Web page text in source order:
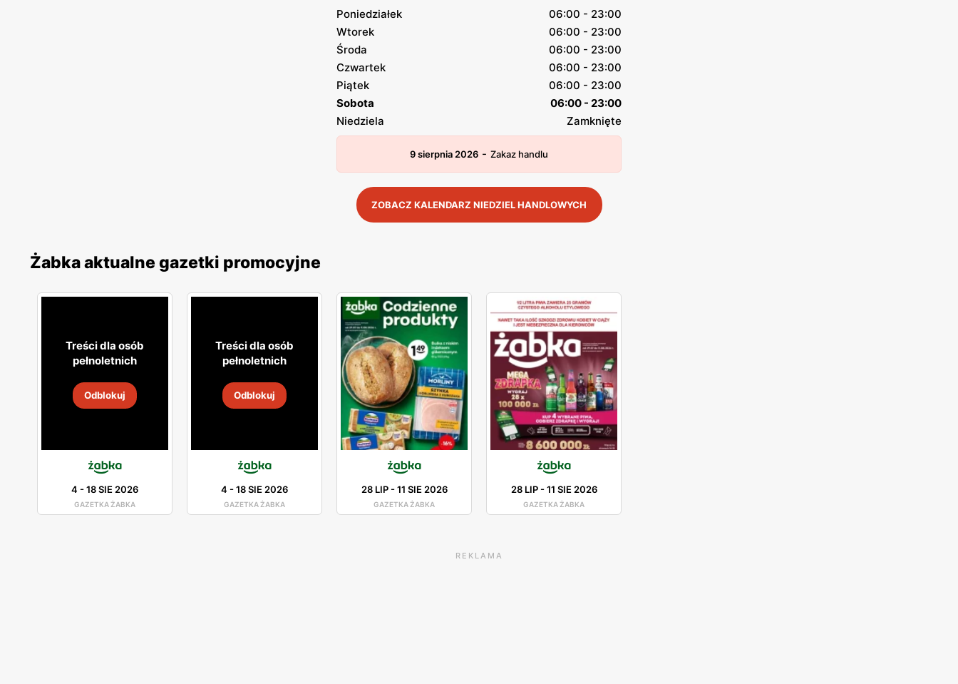
Poniedziałek
06:00 - 23:00
Wtorek
06:00 - 23:00
Środa
06:00 - 23:00
Czwartek
06:00 - 23:00
Piątek
06:00 - 23:00
Sobota
06:00 - 23:00
Niedziela
Zamknięte
9 sierpnia 2026 - Zakaz handlu
ZOBACZ KALENDARZ NIEDZIEL HANDLOWYCH
Żabka aktualne gazetki promocyjne
Treści dla osób
pełnoletnich
Odblokuj
4 -18 SIE 2026
GAZETKA ŻABKA
Treści dla osób
pełnoletnich
Odblokuj
4 -18 SIE 2026
GAZETKA ŻABKA
28 LIP-11 SIE 2026
GAZETKA ŻABKA
28 LIP-11 SIE 2026
GAZETKA ŻABKA
REKLAMA